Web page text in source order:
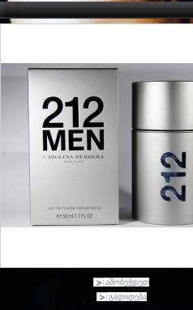
ამობეჭდეთ
გადიდება